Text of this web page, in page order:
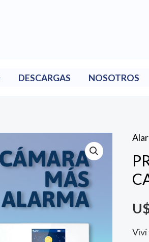
DESCARGAS NOSOTROS
Viví